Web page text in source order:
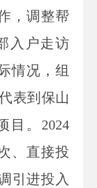
，调整帮
入户走访
情况，组
表到保山
目。2024
、直接投
引进投入